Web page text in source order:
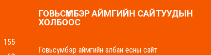
155
ГОВЬСҮМБЭР АЙМГИЙН САЙТУУДЫН
ХОЛБООС
Говьсүмбэр аймгийн албан ёсны сайт